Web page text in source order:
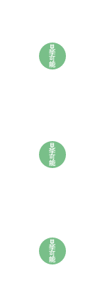
見
学
可
能
見
学
可
能
見
学
可
能